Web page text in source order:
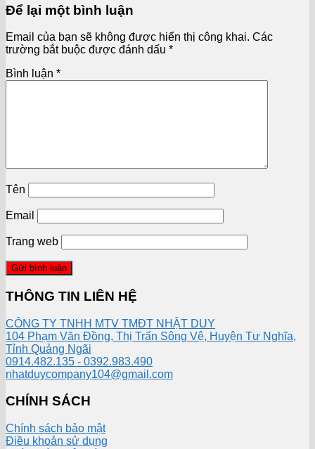
Để lại một bình luận
Email của bạn sẽ không được hiển thị công khai. Các
trường bắt buộc được đánh dấu *
Bình luận *
Tên
Email
Trang web
THÔNG TIN LIÊN HỆ
CÔNG TY TNHH MTV TMĐT NHẬT DUY
104 Phạm Văn Đồng, Thị Trấn Sông Vệ, Huyện Tư Nghĩa,
Tỉnh Quảng Ngãi
0914.482.135 - 0392.983.490
nhatduycompany104@gmail.com
CHÍNH SÁCH
Chính sách bảo mật
Điều khoản sử dụng